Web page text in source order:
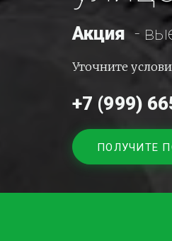
Акция -
Уточните
+7 (999)
ПОЛУЧИТЕ